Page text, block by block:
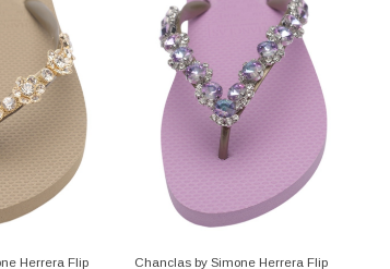
Herrera Flip
Chanclas by Simone Herrera Flip